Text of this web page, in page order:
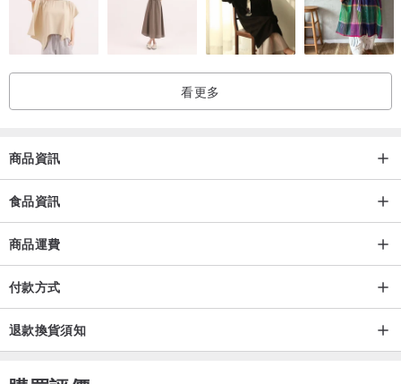
果油脂層層交織，每一顆一入口都會在口中迸出無與倫比的極致美
味。靈感源自法式甜點工藝，講究比例、溫度與時間，每一批皆不可
經雙品牌百次的反覆試吃測試、精挑細選，最終僅留下最好吃、評價
松露夏威夷豆
｜天然、美味、安心，給消費者最好的｜ — 共同合作理念
義大利的純粹奢華｜
嚴選香氣馥郁的義大利夏季黑松露，松露原始木
松露濃郁的香氣與堅果飽滿厚實的美味，高級且悠長。
看更多
商品資訊
食品資訊
商品運費
付款方式
退款換貨須知